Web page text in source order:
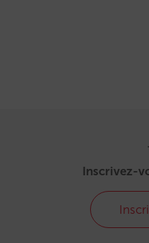
Inscrivez-